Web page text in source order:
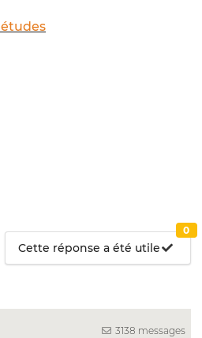
Cette réponse a été utile
0
3138 messages